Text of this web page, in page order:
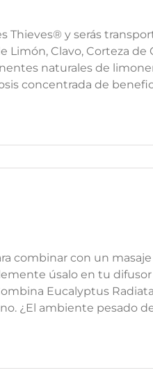
Thieves® y serás
Clavo, Corteza de
naturales de
concentrada de
combinar con un
úsalo en tu
Eucalyptus
¿El ambiente pesado